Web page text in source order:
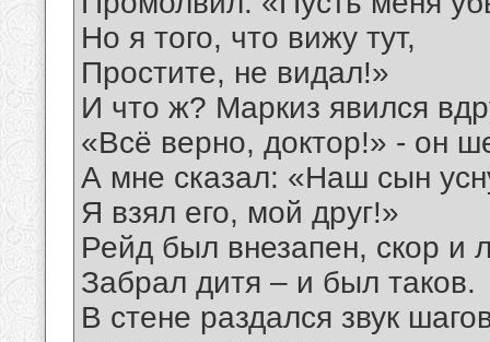
Но я того, что вижу тут,
Простите, не видал!»
И что ж? Маркиз явился
«Всё верно, доктор!» - он
А мне сказал: «Наш сын
Я взял его, мой друг!»
Рейд был внезапен, скор и
Забрал дитя – и был таков.
В стене раздался звук